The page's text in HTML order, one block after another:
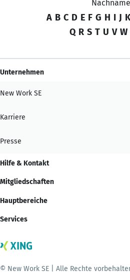
A B C D E F G H I J K
Q R S T U V W
Unternehmen
New Work SE
Karriere
Presse
Hilfe & Kontakt
Mitgliedschaften
Hauptbereiche
Services
© New Work SE | Alle Rechte